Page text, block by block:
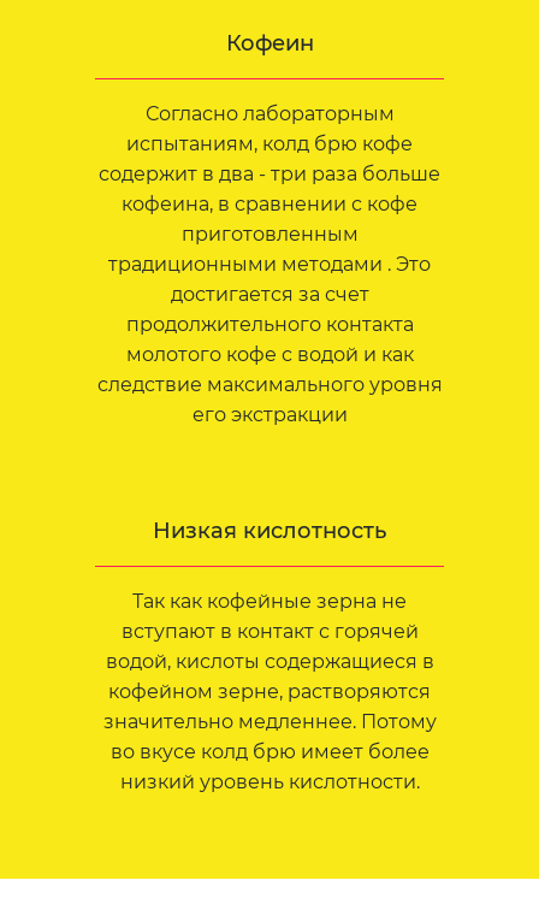
Кофеин
Согласно лабораторным
испытаниям, колд брю кофе
содержит в два - три раза больше
кофеина, в сравнении с кофе
приготовленным
традиционными методами . Это
достигается за счет
продолжительного контакта
молотого кофе с водой и как
следствие максимального уровня
его экстракции
Низкая кислотность
Так как кофейные зерна не
вступают в контакт с горячей
водой, кислоты содержащиеся в
кофейном зерне, растворяются
значительно медленнее. Потому
во вкусе колд брю имеет более
низкий уровень кислотности.